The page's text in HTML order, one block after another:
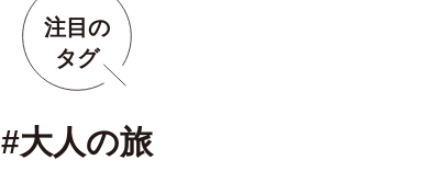
注目の
タグ
#大人の旅